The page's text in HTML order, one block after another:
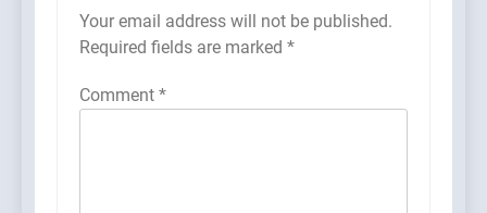
Your email address will not be published.
Required fields are marked *
Comment *